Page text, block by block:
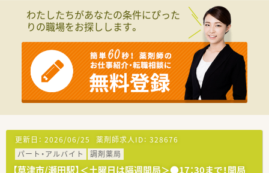
■新規出店計画もあり、将来の店舗を担っていただける管理薬剤
師候補を募集しています。
■心療内科・精神科領域の経験を積みたい方や、患者様との対話
■守山市や草津市内の複数店舗で勤務できる方は、特に歓迎され
るポジションです。
【法人特徴について】
■全国に280店舗以上を展開し、創業以来の無借金経営を続ける
安定した経営基盤が魅力です。
■現場の意見を尊重する自由な社風が特徴で、キャリアアップの
■薬剤師の独立開業を支援する独自の制度があり、経営者を目指
すキャリアパスも描けます。
【勤務実態について】
わたしたちがあなたの条件にぴった
りの職場をお探しします。
更新日： 2026/06/25 薬剤師求人ID： 328676
パート・アルバイト
調剤薬局
【草津市/瀬田駅】＜土曜日は隔週開局＞●17：30まで！開局